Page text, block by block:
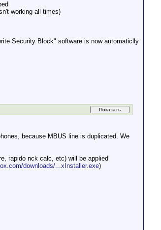
working all times)
Security Block" software is now automaticlly
because MBUS line is duplicated. We
rapido nck calc, etc) will be applied
downloads/...xInstaller.exe)